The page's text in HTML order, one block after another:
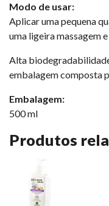
Modo de usar:
Aplicar uma pequena
uma ligeira massagem
Alta
embalagem composta
Embalagem:
500 ml
Produtos